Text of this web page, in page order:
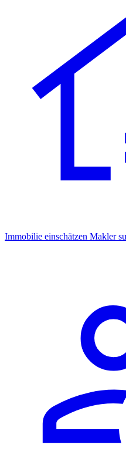
Immobilie einschätzen Makler